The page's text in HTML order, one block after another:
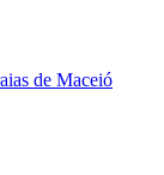
de Maceió